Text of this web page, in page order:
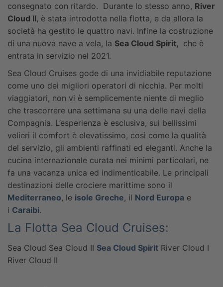
consegnato con ritardo. Durante lo stesso anno, River
Cloud II, è stata introdotta nella flotta, e da allora la
società ha gestito le quattro navi. Infine la costruzione
di una nuova nave a vela, la Sea Cloud Spirit, che è
entrata in servizio nel 2021.
Sea Cloud Cruises gode di una invidiabile reputazione
come uno dei migliori operatori di nicchia. Per molti
viaggiatori, non vi è semplicemente niente di meglio
che trascorrere una settimana su una delle navi della
Compagnia. L’esperienza è esclusiva, sui bellissimi
velieri il comfort è elevatissimo, così come la qualità
del servizio, gli ambienti raffinati ed eleganti. Anche la
cucina internazionale curata nei minimi particolari, ne
fa una vacanza unica ed indimenticabile. Le principali
destinazioni delle crociere marittime sono il
Mediterraneo, le isole Greche, il Nord Europa e
i Caraibi.
La Flotta Sea Cloud Cruises:
Sea Cloud Sea Cloud II Sea Cloud Spirit River Cloud I
River Cloud II